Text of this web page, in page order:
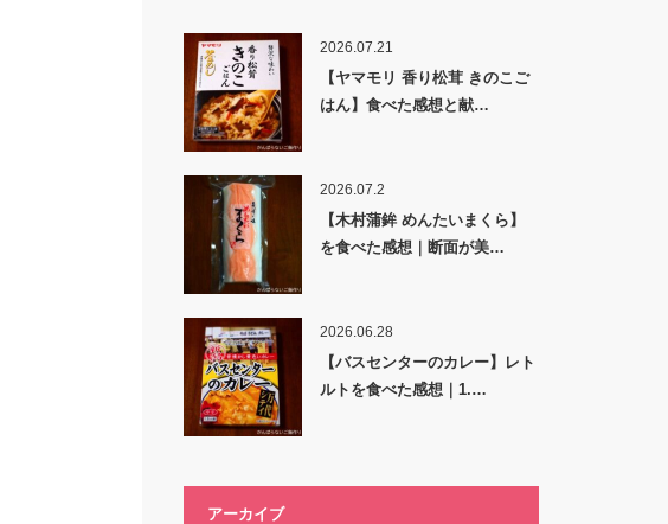
2026.07.21
【ヤマモリ 香り松茸 きのこご
はん】食べた感想と献…
2026.07.2
【木村蒲鉾 めんたいまくら】
を食べた感想｜断面が美…
2026.06.28
【バスセンターのカレー】レト
ルトを食べた感想｜1.…
アーカイブ